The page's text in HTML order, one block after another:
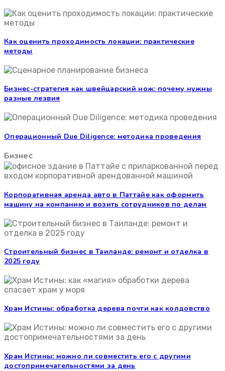
Как оценить проходимость локации: практические
методы
Бизнес-стратегия как швейцарский нож: почему нужны
разные лезвия
Операционный Due Diligence: методика проведения
Бизнес
Корпоративная аренда авто в Паттайе как оформить
машину на компанию и возить сотрудников по делам
Строительный бизнес в Таиланде: ремонт и отделка в
2025 году
Храм Истины: обработка дерева почти как колдовство
Храм Истины: можно ли совместить его с другими
достопримечательностями за день